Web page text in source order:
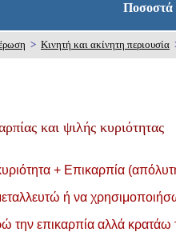
Ποσοστά
> Κινητή και ακίνητη περιουσία
και ψιλής κυριότητας
+ Επικαρπία
ή να
την επικαρπία αλλά κρατάω